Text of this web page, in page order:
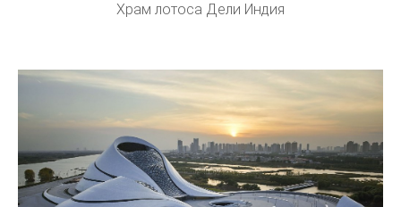
Храм лотоса Дели Индия